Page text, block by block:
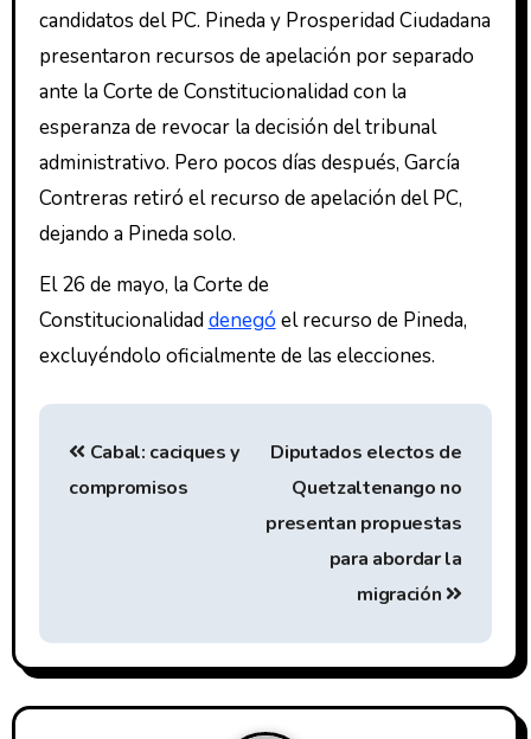
candidatos del PC. Pineda y Prosperidad Ciudadana
presentaron recursos de apelación por separado
ante la Corte de Constitucionalidad con la
esperanza de revocar la decisión del tribunal
administrativo. Pero pocos días después, García
Contreras retiró el recurso de apelación del PC,
dejando a Pineda solo.
El 26 de mayo, la Corte de
Constitucionalidaddenegó el recurso de Pineda,
excluyéndolo oficialmente de las elecciones.
Cabal: caciques y
compromisos
Diputados electos de
Quetzaltenango no
presentan propuestas
para abordar la
migración